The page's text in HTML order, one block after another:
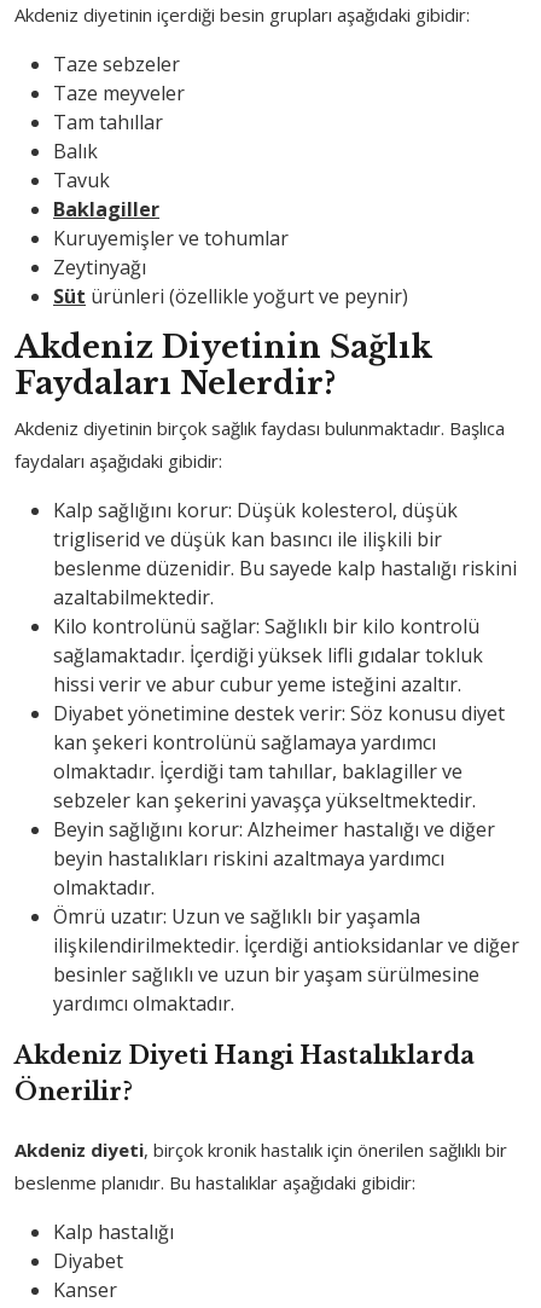
Akdeniz diyetinin içerdiği besin grupları aşağıdaki gibidir:
Taze sebzeler
Taze meyveler
Tam tahıllar
Balık
Tavuk
Baklagiller
Kuruyemişler ve tohumlar
Zeytinyağı
Süt ürünleri (özellikle yoğurt ve peynir)
Akdeniz Diyetinin Sağlık
Faydaları Nelerdir?
Akdeniz diyetinin birçok sağlık faydası bulunmaktadır. Başlıca
faydaları aşağıdaki gibidir:
Kalp sağlığını korur: Düşük kolesterol, düşük
trigliserid ve düşük kan basıncı ile ilişkili bir
beslenme düzenidir. Bu sayede kalp hastalığı riskini
azaltabilmektedir.
Kilo kontrolünü sağlar: Sağlıklı bir kilo kontrolü
sağlamaktadır. İçerdiği yüksek lifli gıdalar tokluk
hissi verir ve abur cubur yeme isteğini azaltır.
Diyabet yönetimine destek verir: Söz konusu diyet
kan şekeri kontrolünü sağlamaya yardımcı
olmaktadır. İçerdiği tam tahıllar, baklagiller ve
sebzeler kan şekerini yavaşça yükseltmektedir.
Beyin sağlığını korur: Alzheimer hastalığı ve diğer
beyin hastalıkları riskini azaltmaya yardımcı
olmaktadır.
Ömrü uzatır: Uzun ve sağlıklı bir yaşamla
ilişkilendirilmektedir. İçerdiği antioksidanlar ve diğer
besinler sağlıklı ve uzun bir yaşam sürülmesine
yardımcı olmaktadır.
Akdeniz Diyeti Hangi Hastalıklarda
Önerilir?
Akdeniz diyeti, birçok kronik hastalık için önerilen sağlıklı bir
beslenme planıdır. Bu hastalıklar aşağıdaki gibidir:
Kalp hastalığı
Diyabet
Kanser